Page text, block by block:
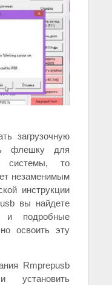
загрузочную
флешку для
системы, то
незаменимым
инструкции
вы найдете
и подробные
освоить эту
Rmprepusb
установить